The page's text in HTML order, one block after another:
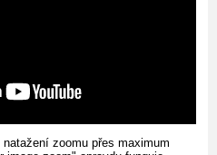
zoomu přes maximum